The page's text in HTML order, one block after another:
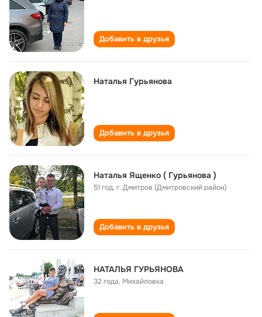
Добавить в друзья
Наталья Гурьянова
Добавить в друзья
Наталья Ященко ( Гурьянова )
51 год,г. Дмитров (Дмитровский район)
Добавить в друзья
НАТАЛЬЯ ГУРЬЯНОВА
32 года, Михайловка